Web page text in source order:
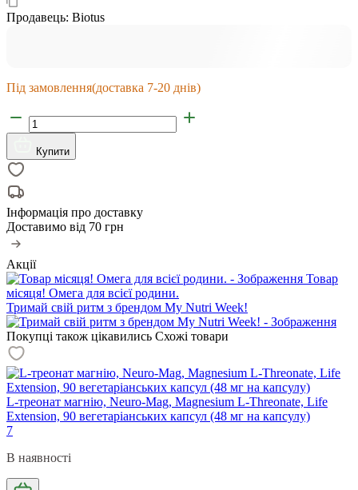
Продавець: Biotus
Під замовлення(доставка 7-20 днів)
Купити
Інформація про доставку
Доставимо від 70 грн
Акції
Товар
місяця! Омега для всієї родини.
Тримай свій ритм з брендом My Nutri Week!
Покупці також цікавились Схожі товари
L-треонат магнію, Neuro-Mag, Magnesium L-Threonate, Life
Extension, 90 вегетаріанських капсул (48 мг на капсулу)
7
В наявності